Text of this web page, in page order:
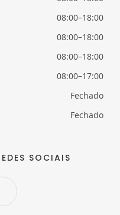
08:00–18:00
08:00–18:00
08:00–18:00
08:00–17:00
Fechado
Fechado
SOCIAIS